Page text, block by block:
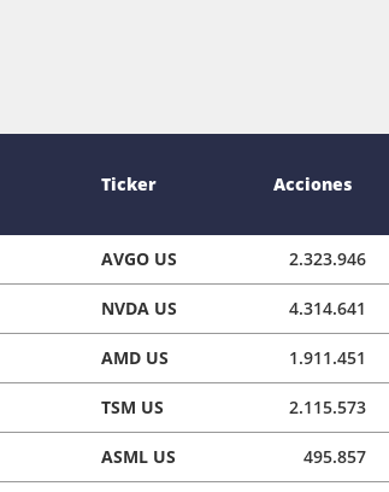
Ticker Acciones
AVGO US 2.323.946
NVDA US 4.314.641
AMD US 1.911.451
TSM US 2.115.573
ASML US 495.857